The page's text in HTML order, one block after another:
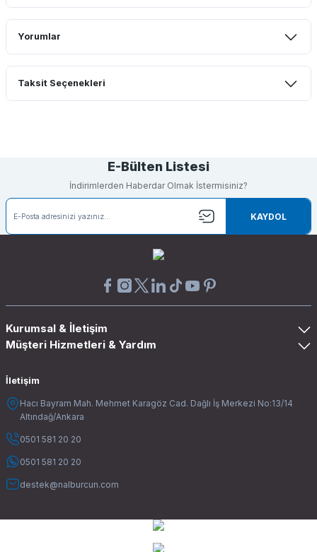
Yorumlar
Bu ürüne ilk yorumu siz yapın!
Taksit Seçenekleri
E-Bülten Listesi
İndirimlerden Haberdar Olmak İstermisiniz?
KAYDOL
Kurumsal & İletişim
Müşteri Hizmetleri & Yardım
İletişim
Hacı Bayram Mah. Mehmet Karagöz Cad. Dağlı İş Merkezi No:13/14
Altındağ/Ankara
0501 581 20 20
0501 581 20 20
destek@nalburcun.com